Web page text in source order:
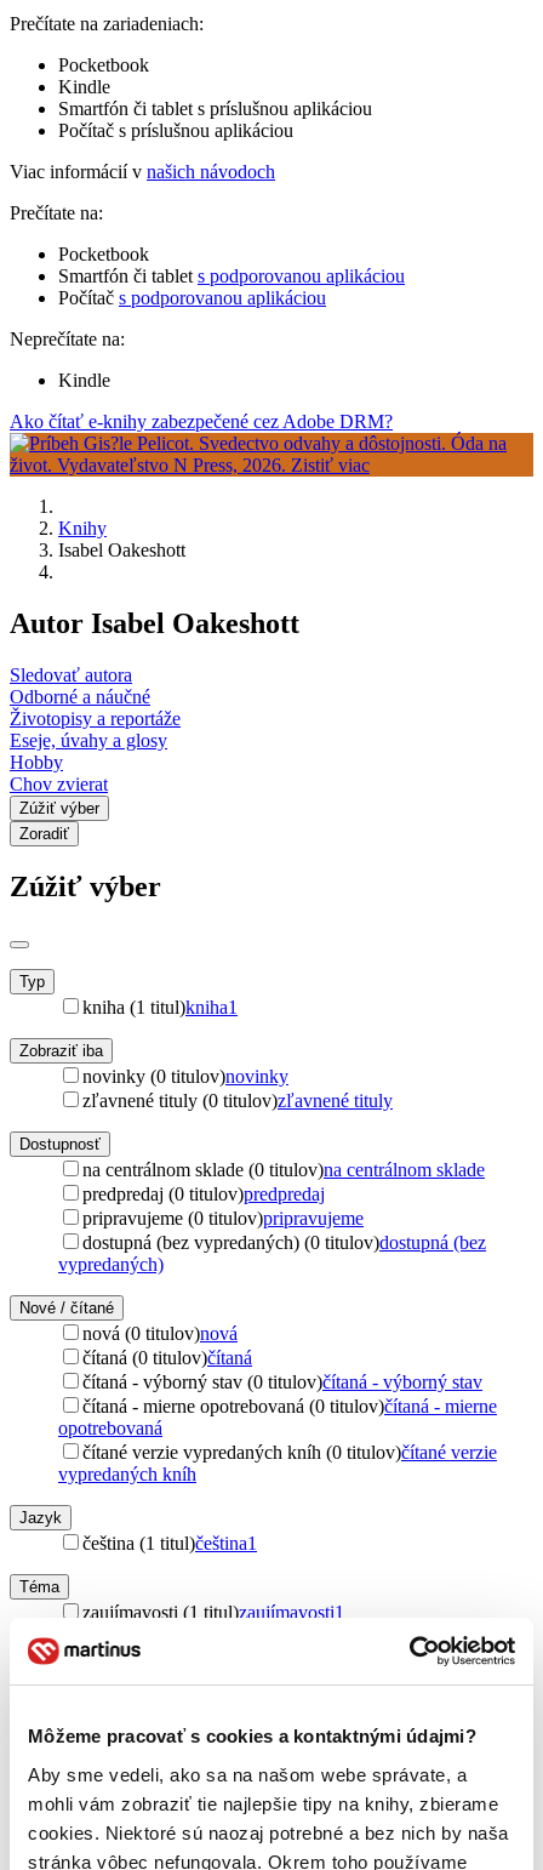
Môžeme pracovať s cookies a kontaktnými údajmi?
Aby sme vedeli, ako sa na našom webe správate, a
mohli vám zobraziť tie najlepšie tipy na knihy, zbierame
cookies. Niektoré sú naozaj potrebné a bez nich by naša
stránka vôbec nefungovala. Okrem toho používame
Prečítate na zariadeniach:
Pocketbook
Kindle
Smartfón či tablet s príslušnou aplikáciou
Počítač s príslušnou aplikáciou
Viac informácií v našich návodoch
Prečítate na:
Pocketbook
Smartfón či tablet s podporovanou aplikáciou
Počítač s podporovanou aplikáciou
Neprečítate na:
Kindle
Ako čítať e-knihy zabezpečené cez Adobe DRM?
Knihy
Isabel Oakeshott
Autor Isabel Oakeshott
Sledovať autora
Odborné a náučné
Životopisy a reportáže
Eseje, úvahy a glosy
Hobby
Chov zvierat
Zúžiť výber
Zoradiť
Zúžiť výber
Typ
kniha (1 titul)kniha1
Zobraziť iba
novinky (0 titulov)novinky
zľavnené tituly (0 titulov)zľavnené tituly
Dostupnosť
na centrálnom sklade (0 titulov)na centrálnom sklade
predpredaj (0 titulov)predpredaj
pripravujeme (0 titulov)pripravujeme
dostupná (bez vypredaných) (0 titulov)dostupná (bez
vypredaných)
Nové / čítané
nová (0 titulov)nová
čítaná (0 titulov)čítaná
čítaná - výborný stav (0 titulov)čítaná - výborný stav
čítaná - mierne opotrebovaná (0 titulov)čítaná - mierne
opotrebovaná
čítané verzie vypredaných kníh (0 titulov)čítané verzie
vypredaných kníh
Jazyk
čeština (1 titul)čeština1
Téma
zaujímavosti (1 titul)zaujímavosti1
Vydavateľstvo
Carpe Momentum (1 titul)Carpe Momentum1
Väzba
brožovaná väzba (1 titul) brožovaná väzba
Zúžiť výber
Zoradiť